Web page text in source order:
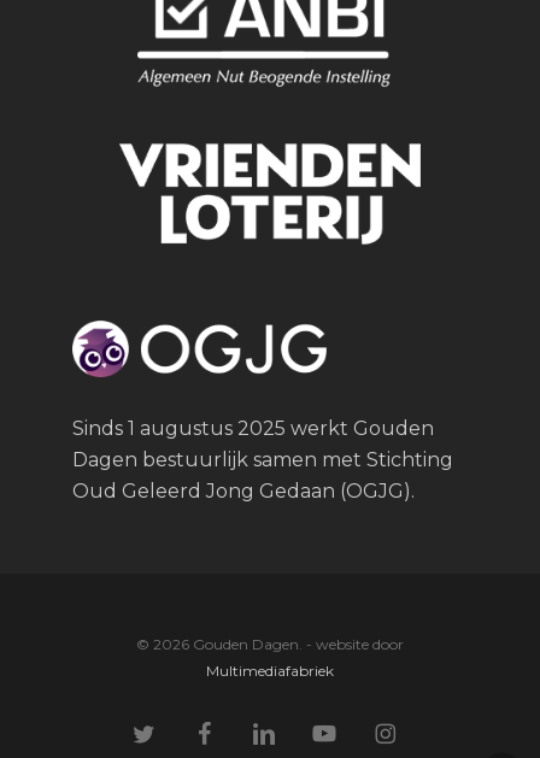
Sinds 1 augustus 2025 werkt Gouden
Dagen bestuurlijk samen met Stichting
Oud Geleerd Jong Gedaan (OGJG).
© 2026 Gouden Dagen. - website door
Multimediafabriek
twitter facebooklinkedin youtube instagram